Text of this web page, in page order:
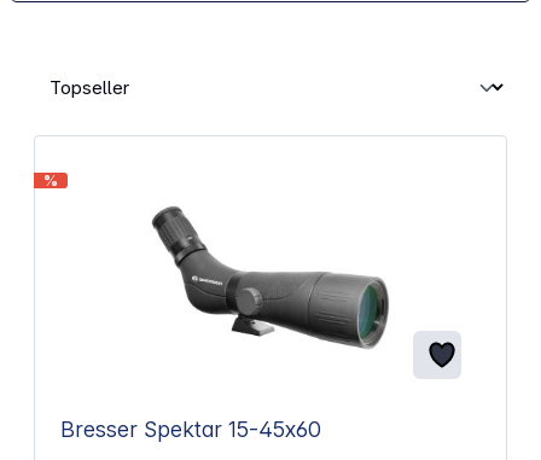
%
Bresser Spektar 15-45x60